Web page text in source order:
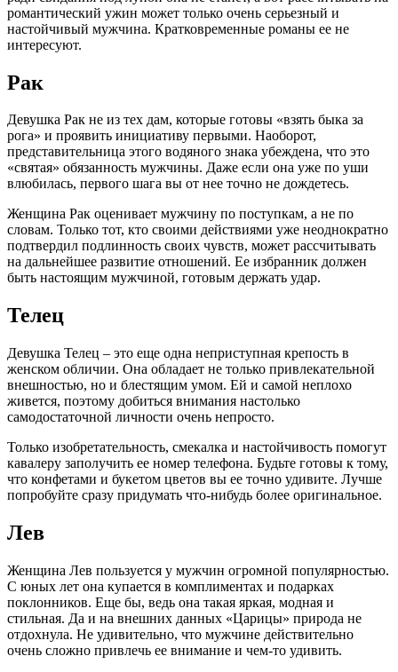
романтический ужин может только очень серьезный и
настойчивый мужчина. Кратковременные романы ее не
интересуют.
Рак
Девушка Рак не из тех дам, которые готовы «взять быка за
рога» и проявить инициативу первыми. Наоборот,
представительница этого водяного знака убеждена, что это
«святая» обязанность мужчины. Даже если она уже по уши
влюбилась, первого шага вы от нее точно не дождетесь.
Женщина Рак оценивает мужчину по поступкам, а не по
словам. Только тот, кто своими действиями уже неоднократно
подтвердил подлинность своих чувств, может рассчитывать
на дальнейшее развитие отношений. Ее избранник должен
быть настоящим мужчиной, готовым держать удар.
Телец
Девушка Телец – это еще одна неприступная крепость в
женском обличии. Она обладает не только привлекательной
внешностью, но и блестящим умом. Ей и самой неплохо
живется, поэтому добиться внимания настолько
самодостаточной личности очень непросто.
Только изобретательность, смекалка и настойчивость помогут
кавалеру заполучить ее номер телефона. Будьте готовы к тому,
что конфетами и букетом цветов вы ее точно удивите. Лучше
попробуйте сразу придумать что-нибудь более оригинальное.
Лев
Женщина Лев пользуется у мужчин огромной популярностью.
С юных лет она купается в комплиментах и подарках
поклонников. Еще бы, ведь она такая яркая, модная и
стильная. Да и на внешних данных «Царицы» природа не
отдохнула. Не удивительно, что мужчине действительно
очень сложно привлечь ее внимание и чем-то удивить.